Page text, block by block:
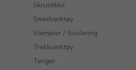
Skrustikke
Smedverktøy
Stempler / Siselering
Trekkverktøy
Tenger